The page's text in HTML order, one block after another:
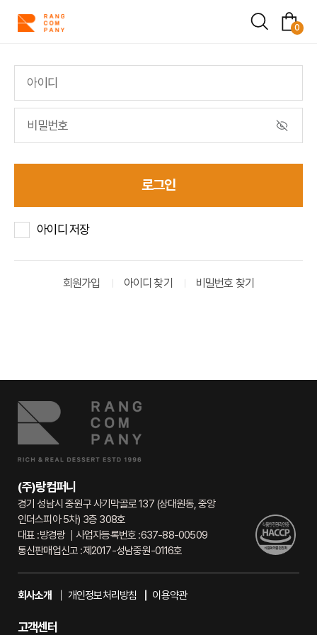
SEARCH
cart
0
비
로그인
아이디 저장
회원가입 아이디 찾기 비밀번호 찾기
(주)랑컴퍼니
경기 성남시 중원구 사기막골로 137 (상대원동, 중앙
인더스피아 5차) 3층 308호
대표 :방경랑 사업자등록번호 :637-88-00509
통신판매업신고 :제2017-성남중원-0116호
회사소개 개인정보처리방침 이용약관
고객센터